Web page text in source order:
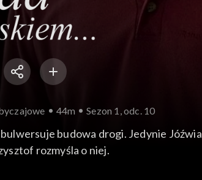
44m Sezon 1, odc. 10
budowa drogi. Jedynie
rozmyśla o niej.